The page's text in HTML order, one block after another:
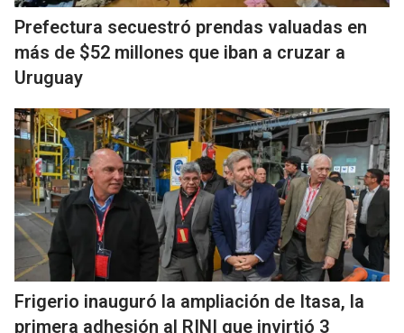
Prefectura secuestró prendas valuadas en
más de $52 millones que iban a cruzar a
Uruguay
Frigerio inauguró la ampliación de Itasa, la
primera adhesión al RINI que invirtió 3